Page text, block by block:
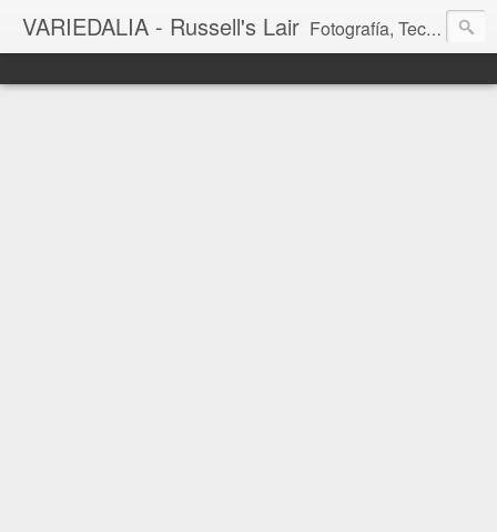
VARIEDALIA - Russell's Lair Fotografía, Tecnología, Cine y Videojuegos en un Blog Multitemática. El rinconcito del creador de FotoMuseo 3D y Left 4 SGC.